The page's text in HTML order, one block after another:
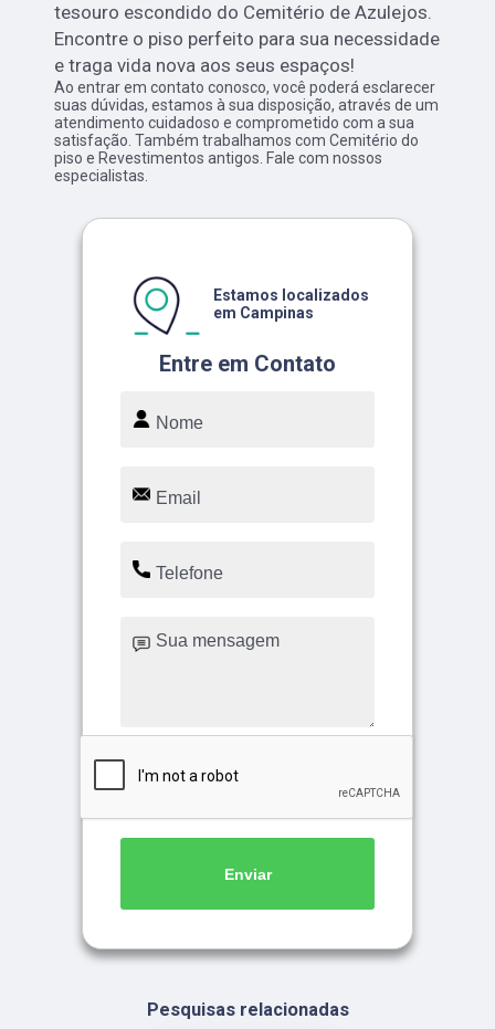
tesouro escondido do Cemitério de Azulejos.
Encontre o piso perfeito para sua necessidade
e traga vida nova aos seus espaços!
Ao entrar em contato conosco, você poderá esclarecer
suas dúvidas, estamos à sua disposição, através de um
atendimento cuidadoso e comprometido com a sua
satisfação. Também trabalhamos com Cemitério do
piso e Revestimentos antigos. Fale com nossos
especialistas.
Entre em Contato
Estamos localizados
em Campinas
Enviar
Pesquisas relacionadas